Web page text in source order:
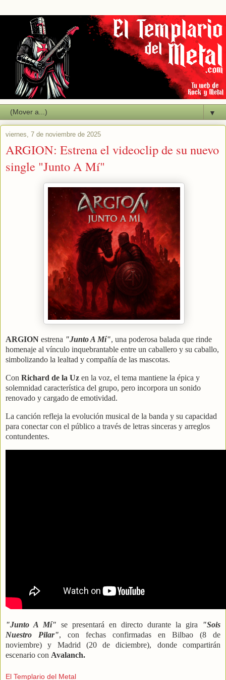
▼
viernes, 7 de noviembre de 2025
ARGION: Estrena el videoclip de su nuevo
single "Junto A Mí"
ARGION estrena "Junto A Mí", una poderosa balada que rinde
homenaje al vínculo inquebrantable entre un caballero y su caballo,
simbolizando la lealtad y compañía de las mascotas.
Con Richard de la Uz en la voz, el tema mantiene la épica y
solemnidad característica del grupo, pero incorpora un sonido
renovado y cargado de emotividad.
La canción refleja la evolución musical de la banda y su capacidad
para conectar con el público a través de letras sinceras y arreglos
contundentes.
"Junto A Mí" se presentará en directo durante la gira
"Sois
Nuestro Pilar", con fechas confirmadas en Bilbao (8 de
noviembre) y Madrid (20 de diciembre), donde compartirán
escenario con Avalanch.
El Templario del Metal